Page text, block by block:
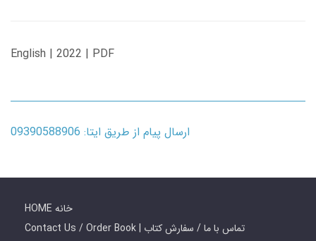
English | 2022 | PDF
ارسال پیام از طریق ایتا: 09390588906
HOME خانه
Contact Us / Order Book | تماس با ما / سفارش کتاب